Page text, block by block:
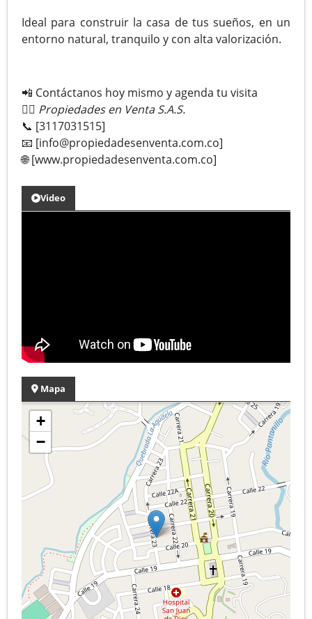
Ideal para construir la casa de tus sueños, en un
entorno natural, tranquilo y con alta valorización.
📲 Contáctanos hoy mismo y agenda tu visita
👷‍♀️ Propiedades en Venta S.A.S.
📞 [3117031515]
📧 [info@propiedadesenventa.com.co]
🌐 [www.propiedadesenventa.com.co]
Video
Mapa
+
−